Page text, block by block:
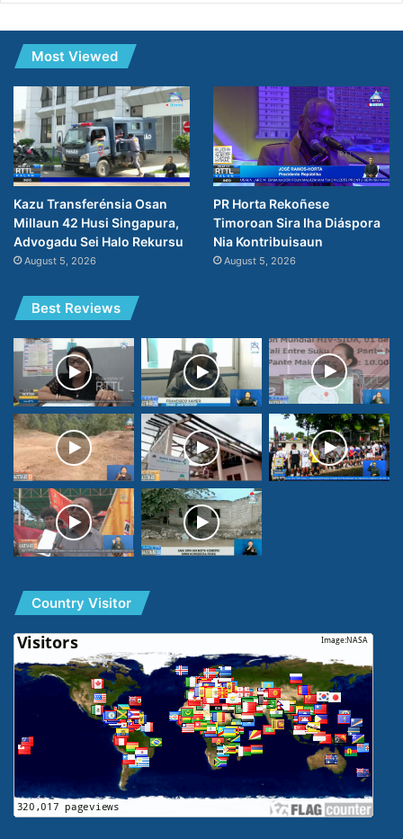
Most Viewed
Kazu Transferénsia Osan
Millaun 42 Husi Singapura,
Advogadu Sei Halo Rekursu
August 5, 2026
PR Horta Rekoñese
Timoroan Sira Iha Diáspora
Nia Kontribuisaun
August 5, 2026
Best Reviews
Country Visitor